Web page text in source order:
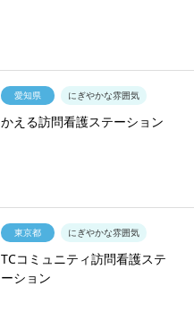
愛知県 にぎやかな雰囲気
かえる訪問看護ステーション
東京都 にぎやかな雰囲気
TCコミュニティ訪問看護ステ
ーション